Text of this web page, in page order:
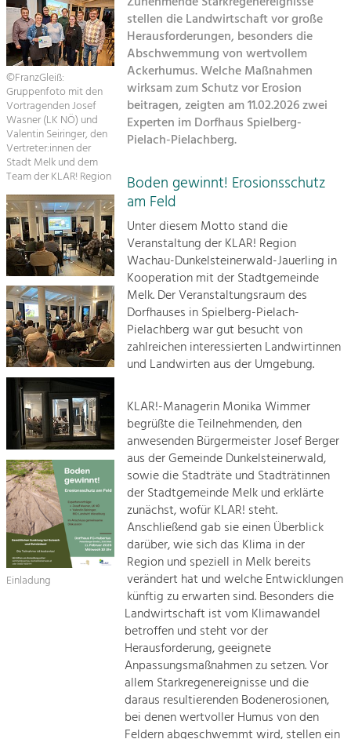
Suche
Impressum
Sitemap
Kontakt
Tourismus
Angebotsentwicklung und
Positionierung.
Kunst & Kultur
Handwerk, Wissenschaft und Forschung.
Soziales, Bildung &
Identität
Gleichberechtigung, Jugend und
Integration
Mobilität & Energie
Klimawandel, öffentlicher Verkehr und
erneuerbare Energie
Wirtschaft
Steigerung regionaler Wertschöpfung
©FranzGleiß:
Gruppenfoto mit den
Vortragenden Josef
Wasner (LK NÖ) und
Valentin Seiringer, den
Vertreter:innen der
Stadt Melk und dem
Team der KLAR! Region
Einladung
stellen die Landwirtschaft vor große
Herausforderungen, besonders die
Abschwemmung von wertvollem
Ackerhumus. Welche Maßnahmen
wirksam zum Schutz vor Erosion
beitragen, zeigten am 11.02.2026 zwei
Experten im Dorfhaus Spielberg-
Pielach-Pielachberg.
Boden gewinnt! Erosionsschutz
am Feld
Unter diesem Motto stand die
Veranstaltung der KLAR! Region
Wachau-Dunkelsteinerwald-Jauerling in
Kooperation mit der Stadtgemeinde
Melk. Der Veranstaltungsraum des
Dorfhauses in Spielberg-Pielach-
Pielachberg war gut besucht von
zahlreichen interessierten Landwirtinnen
und Landwirten aus der Umgebung.
KLAR!-Managerin Monika Wimmer
begrüßte die Teilnehmenden, den
anwesenden Bürgermeister Josef Berger
aus der Gemeinde Dunkelsteinerwald,
sowie die Stadträte und Stadträtinnen
der Stadtgemeinde Melk und erklärte
zunächst, wofür KLAR! steht.
Anschließend gab sie einen Überblick
darüber, wie sich das Klima in der
Region und speziell in Melk bereits
verändert hat und welche Entwicklungen
künftig zu erwarten sind. Besonders die
Landwirtschaft ist vom Klimawandel
betroffen und steht vor der
Herausforderung, geeignete
Anpassungsmaßnahmen zu setzen. Vor
allem Starkregenereignisse und die
daraus resultierenden Bodenerosionen,
bei denen wertvoller Humus von den
Feldern abgeschwemmt wird, stellen ein